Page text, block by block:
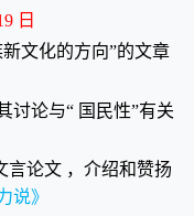
日
文化的方向”的文章
讨论与“ 国民性”有关
言论文 ，介绍和赞扬
说》